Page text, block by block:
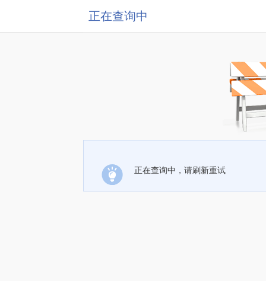
正在查询中
正在查询中，请刷新重试